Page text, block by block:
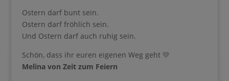
Ostern darf fröhlich sein.
Und Ostern darf auch ruhig sein.
Schön, dass ihr euren eigenen Weg geht 💛
Melina von Zeit zum Feiern
Jetzt starten